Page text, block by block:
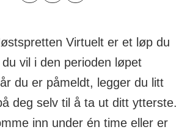
Virtuelt er et løp du
vil i den perioden løpet
du er påmeldt, legger du litt
deg selv til å ta ut ditt ytterste.
inn under én time eller er